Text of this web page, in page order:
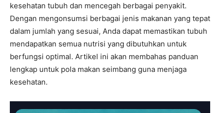
kesehatan tubuh dan mencegah berbagai penyakit.
Dengan mengonsumsi berbagai jenis makanan yang tepat
dalam jumlah yang sesuai, Anda dapat memastikan tubuh
mendapatkan semua nutrisi yang dibutuhkan untuk
berfungsi optimal. Artikel ini akan membahas panduan
lengkap untuk pola makan seimbang guna menjaga
kesehatan.